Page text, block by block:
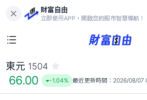
財富自由
立即使用APP，開啟您的股市智慧導航！
66.00
-1.04%
東元 1504
66.00 -1.04% 最近更新時間： 2026/08/07